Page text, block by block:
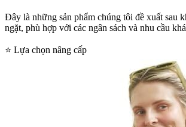
Đây là những sản phẩm chúng tôi đề xuất sau
ngặt, phù hợp với các ngân sách và nhu cầu
⭐ Lựa chọn nâng cấp